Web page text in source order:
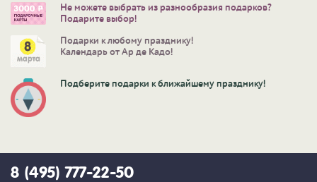
Не можете выбрать из разнообразия подарков?
Подарите выбор!
Подарки к любому празднику!
Календарь от Ар де Кадо!
Подберите подарки к ближайшему празднику!
8 (495) 777-22-50